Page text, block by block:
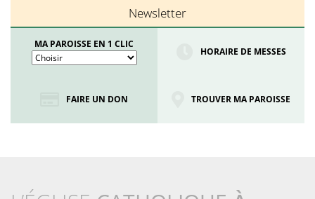
Newsletter
MA PAROISSE EN 1 CLIC
HORAIRE DE MESSES
FAIRE UN DON TROUVER MA PAROISSE